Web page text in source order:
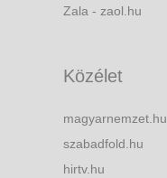
Zala - zaol.hu
Közélet
magyarnemzet.hu
szabadfold.hu
hirtv.hu